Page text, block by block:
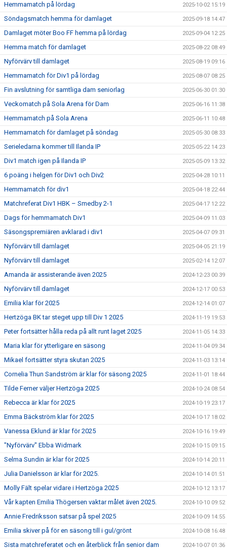
Hemmamatch på lördag 2025-10-02 15:19
Söndagsmatch hemma för damlaget 2025-09-18 14:47
Damlaget möter Boo FF hemma på lördag 2025-09-04 12:25
Hemma match för damlaget 2025-08-22 08:49
Nyförvärv till damlaget 2025-08-19 09:16
Hemmamatch för Div1 på lördag 2025-08-07 08:25
Fin avslutning för samtliga dam seniorlag 2025-06-30 01:30
Veckomatch på Sola Arena för Dam 2025-06-16 11:38
Hemmamatch på Sola Arena 2025-06-11 10:48
Hemmamatch för damlaget på söndag 2025-05-30 08:33
Serieledarna kommer till Ilanda IP 2025-05-22 14:23
Div1 match igen på Ilanda IP 2025-05-09 13:32
6 poäng i helgen för Div1 och Div2 2025-04-28 10:11
Hemmamatch för div1 2025-04-18 22:44
Matchreferat Div1 HBK – Smedby 2-1 2025-04-17 12:22
Dags för hemmamatch Div1 2025-04-09 11:03
Säsongspremiären avklarad i div1 2025-04-07 09:31
Nyförvärv till damlaget 2025-04-05 21:19
Nyförvärv till damlaget 2025-02-14 12:07
Amanda är assisterande även 2025 2024-12-23 00:39
Nyförvärv till damlaget 2024-12-17 00:53
Emilia klar för 2025 2024-12-14 01:07
Hertzöga BK tar steget upp till Div 1 2025 2024-11-19 19:53
Peter fortsätter hålla reda på allt runt laget 2025 2024-11-05 14:33
Maria klar för ytterligare en säsong 2024-11-04 09:34
Mikael fortsätter styra skutan 2025 2024-11-03 13:14
Cornelia Thun Sandström är klar för säsong 2025 2024-11-01 18:44
Tilde Ferner väljer Hertzöga 2025 2024-10-24 08:54
Rebecca är klar för 2025 2024-10-19 23:17
Emma Bäckström klar för 2025 2024-10-17 18:02
Vanessa Eklund är klar för 2025 2024-10-16 19:49
"Nyförvärv" Ebba Widmark 2024-10-15 09:15
Selma Sundin är klar för 2025 2024-10-14 20:11
Julia Danielsson är klar för 2025. 2024-10-14 01:51
Molly Fält spelar vidare i Hertzöga 2025 2024-10-12 13:17
Vår kapten Emilia Thögersen vaktar målet även 2025. 2024-10-10 09:52
Annie Fredriksson satsar på spel 2025 2024-10-09 14:55
Emilia skiver på för en säsong till i gul/grönt 2024-10-08 16:48
Sista matchreferatet och en återblick från senior dam 2024-10-07 01:36